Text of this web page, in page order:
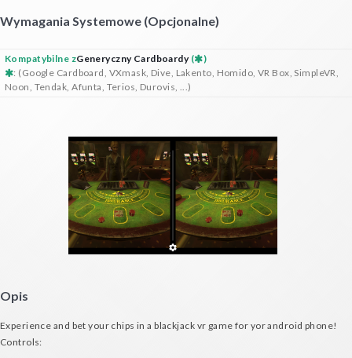
Wymagania Systemowe (opcjonalne)
Kompatybilne zGeneryczny Cardboardy (
)
: (Google Cardboard, VXmask, Dive, Lakento, Homido, VR Box, SimpleVR,
Noon, Tendak, Afunta, Terios, Durovis, ...)
Opis
Experience and bet your chips in a blackjack vr game for yor android phone!
Controls: